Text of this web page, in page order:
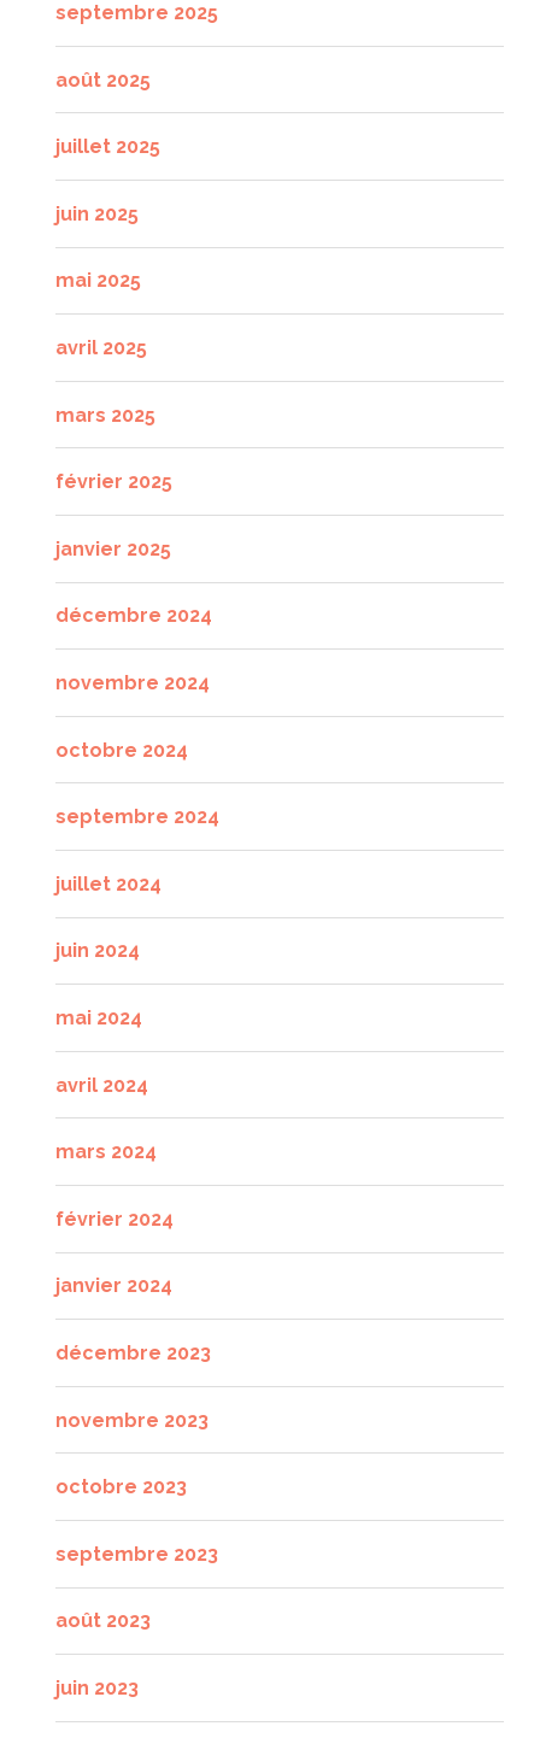
septembre 2025
août 2025
juillet 2025
juin 2025
mai 2025
avril 2025
mars 2025
février 2025
janvier 2025
décembre 2024
novembre 2024
octobre 2024
septembre 2024
juillet 2024
juin 2024
mai 2024
avril 2024
mars 2024
février 2024
janvier 2024
décembre 2023
novembre 2023
octobre 2023
septembre 2023
août 2023
juin 2023